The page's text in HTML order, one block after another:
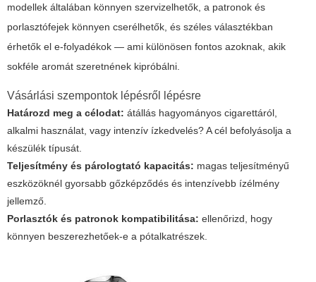
modellek általában könnyen szervizelhetők, a patronok és
porlasztófejek könnyen cserélhetők, és széles választékban
érhetők el e-folyadékok — ami különösen fontos azoknak, akik
sokféle aromát szeretnének kipróbálni.
Vásárlási szempontok lépésről lépésre
Határozd meg a célodat: átállás hagyományos cigarettáról,
alkalmi használat, vagy intenzív ízkedvelés? A cél befolyásolja a
készülék típusát.
Teljesítmény és párologtató kapacitás: magas teljesítményű
eszközöknél gyorsabb gőzképződés és intenzívebb ízélmény
jellemző.
Porlasztók és patronok kompatibilitása: ellenőrizd, hogy
könnyen beszerezhetőek-e a pótalkatrészek.